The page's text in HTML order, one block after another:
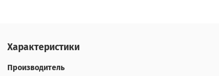
Характеристики
Производитель